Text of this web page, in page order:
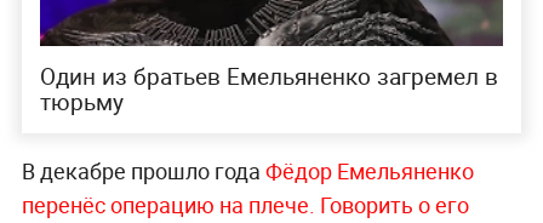
Один из братьев Емельяненко загремел в
тюрьму
В декабре прошло года Фёдор Емельяненко
перенёс операцию на плече. Говорить о его